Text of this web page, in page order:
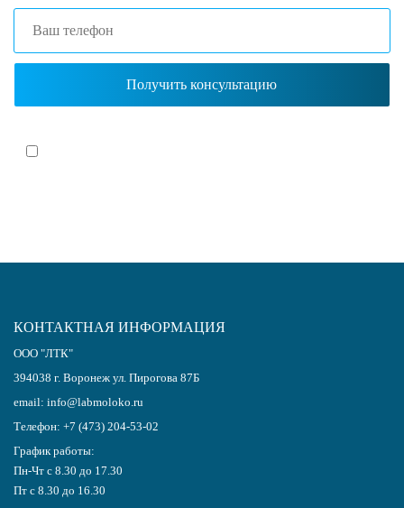
КОНТАКТНАЯ ИНФОРМАЦИЯ
ООО "ЛТК"
394038 г. Воронеж ул. Пирогова 87Б
email: info@labmoloko.ru
Телефон: +7 (473) 204-53-02
График работы:
Пн-Чт с 8.30 до 17.30
Пт с 8.30 до 16.30